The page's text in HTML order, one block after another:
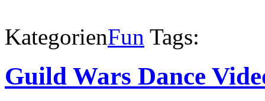
KategorienFun Tags:
Guild Wars Dance